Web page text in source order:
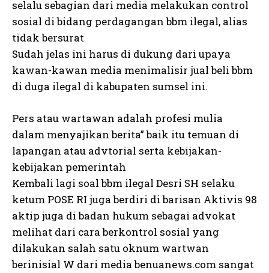
selalu sebagian dari media melakukan control
sosial di bidang perdagangan bbm ilegal, alias
tidak bersurat
Sudah jelas ini harus di dukung dari upaya
kawan-kawan media menimalisir jual beli bbm
di duga ilegal di kabupaten sumsel ini.
Pers atau wartawan adalah profesi mulia
dalam menyajikan berita” baik itu temuan di
lapangan atau advtorial serta kebijakan-
kebijakan pemerintah
Kembali lagi soal bbm ilegal Desri SH selaku
ketum POSE RI juga berdiri di barisan Aktivis 98
aktip juga di badan hukum sebagai advokat
melihat dari cara berkontrol sosial yang
dilakukan salah satu oknum wartwan
berinisial W dari media benuanews.com sangat